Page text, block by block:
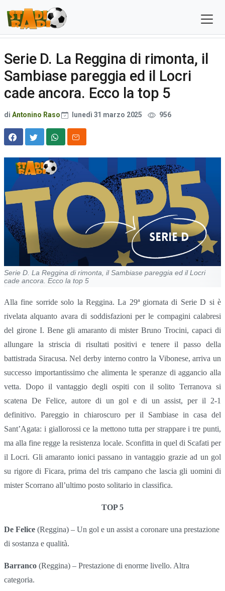
Serie D. La Reggina di rimonta, il
Sambiase pareggia ed il Locri
cade ancora. Ecco la top 5
di Antonino Raso lunedì 31 marzo 2025 956
Serie D. La Reggina di rimonta, il Sambiase pareggia ed il Locri
cade ancora. Ecco la top 5
Alla fine sorride solo la Reggina. La 29ª giornata di Serie D si è
rivelata alquanto avara di soddisfazioni per le compagini calabresi
del girone I. Bene gli amaranto di mister Bruno Trocini, capaci di
allungare la striscia di risultati positivi e tenere il passo della
battistrada Siracusa. Nel derby interno contro la Vibonese, arriva un
successo importantissimo che alimenta le speranze di aggancio alla
vetta. Dopo il vantaggio degli ospiti con il solito Terranova si
scatena De Felice, autore di un gol e di un assist, per il 2-1
definitivo. Pareggio in chiaroscuro per il Sambiase in casa del
Sant’Agata: i giallorossi ce la mettono tutta per strappare i tre punti,
ma alla fine regge la resistenza locale. Sconfitta in quel di Scafati per
il Locri. Gli amaranto ionici passano in vantaggio grazie ad un gol
su rigore di Ficara, prima del tris campano che lascia gli uomini di
mister Scorrano all’ultimo posto solitario in classifica.
TOP 5
De Felice (Reggina) – Un gol e un assist a coronare una prestazione
di sostanza e qualità.
Barranco (Reggina) – Prestazione di enorme livello. Altra
categoria.